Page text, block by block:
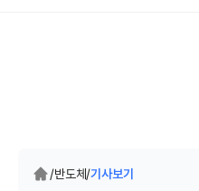
/반도체/기사보기